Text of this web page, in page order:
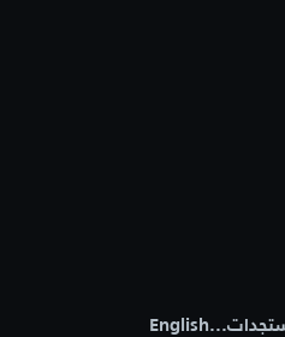
...
English